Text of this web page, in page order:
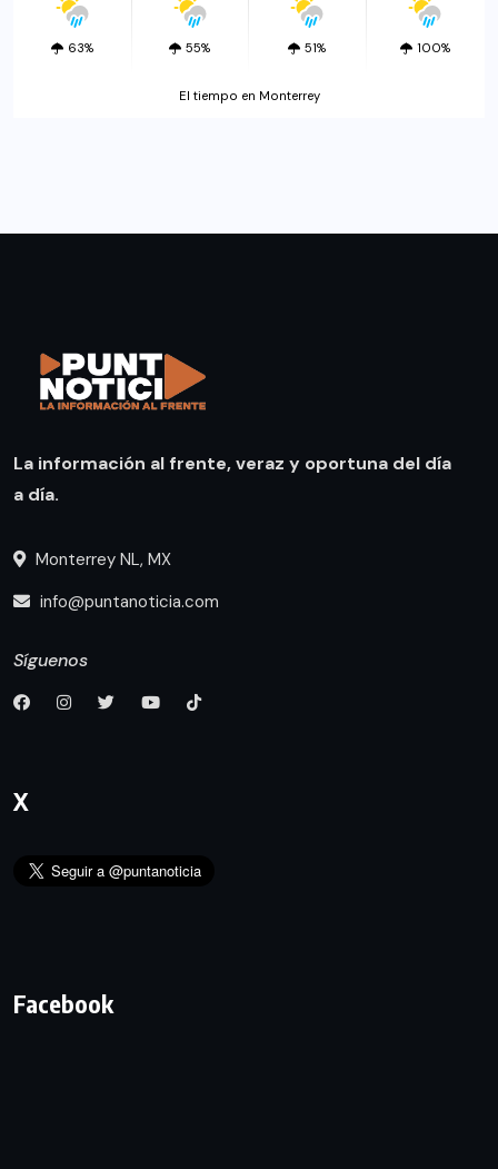
63% 55% 51% 100%
El tiempo en Monterrey
La información al frente, veraz y oportuna del día
a día.
Monterrey NL, MX
info@puntanoticia.com
Síguenos
X
Facebook